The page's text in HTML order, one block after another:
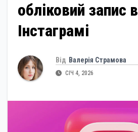
обліковий запис в
Інстаграмі
Від Валерія Страмова
СІЧ 4, 2026